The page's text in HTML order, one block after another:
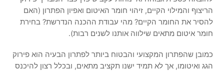
הריצוף והמילוי הקיים, זיהוי חומר האיטום ואפיון הפתרון (האם
להסיר את החומר הקיים? מהי עבודת ההכנה הנדרשת? בחירת
חומר איטום מתאים שילווה אותנו לשנים רבות).
כמובן שהפתרון המקצועי והבטוח ביותר לפתרון הבעיה הוא פירוק
הגג ואיטומו, אך לא תמיד ישנו תקציב מתאים, ובכלל רצון להיכנס